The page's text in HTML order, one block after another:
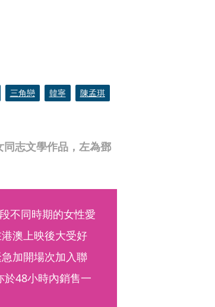
同志文學作品，左為鄧
三角戀 韓寧 陳孟琪
不同時期的女性愛
澳上映後大受好
加開場次加入聯
於48小時內銷售一